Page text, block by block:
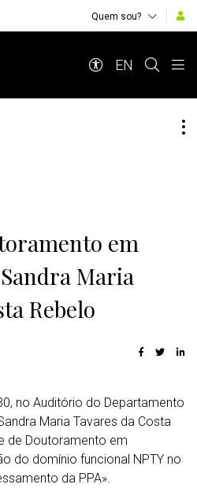
Quem sou?
EN
em
Maria
Rebelo
no Auditório do Departamento
Maria Tavares da Costa
de Doutoramento em
do domínio funcional NPTY no
da PPA».